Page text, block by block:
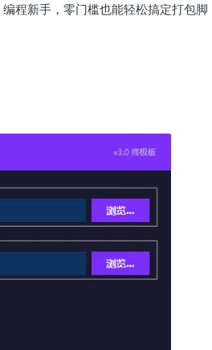
程新手，零门槛也能轻松搞定打包脚